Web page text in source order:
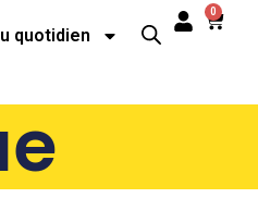
quotidien
0